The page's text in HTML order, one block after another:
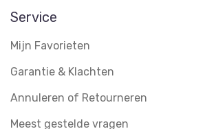
Service
Mijn Favorieten
Garantie & Klachten
Annuleren of Retourneren
Meest gestelde vragen